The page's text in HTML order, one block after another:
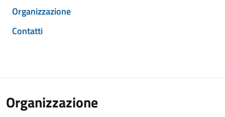
Organizzazione
Contatti
Organizzazione